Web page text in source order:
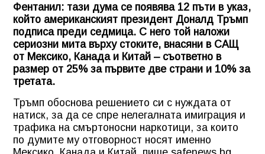
Фентанил: тази дума се появява 12 пъти в указ,
който американският президент Доналд Тръмп
подписа преди седмица. С него той наложи
сериозни мита върху стоките, внасяни в САЩ
от Мексико, Канада и Китай – съответно в
размер от 25% за първите две страни и 10% за
третата.
Тръмп обоснова решението си с нуждата от
натиск, за да се спре нелегалната имиграция и
трафика на смъртоносни наркотици, за които
по думите му отговорност носят именно